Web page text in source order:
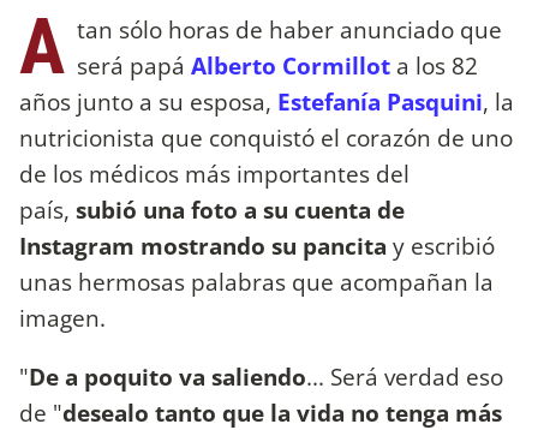
A tan sólo horas de haber anunciado que
será papá Alberto Cormillot a los 82
años junto a su esposa, Estefanía Pasquini, la
nutricionista que conquistó el corazón de uno
de los médicos más importantes del
país, subió una foto a su cuenta de
Instagram mostrando su pancita y escribió
unas hermosas palabras que acompañan la
imagen.
"De a poquito va saliendo... Será verdad eso
de "desealo tanto que la vida no tenga más